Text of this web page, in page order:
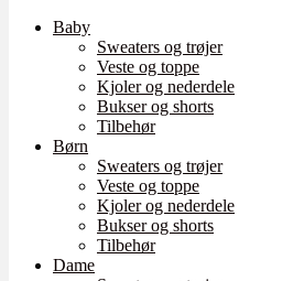
Baby
Sweaters og trøjer
Veste og toppe
Kjoler og nederdele
Bukser og shorts
Tilbehør
Børn
Sweaters og trøjer
Veste og toppe
Kjoler og nederdele
Bukser og shorts
Tilbehør
Dame